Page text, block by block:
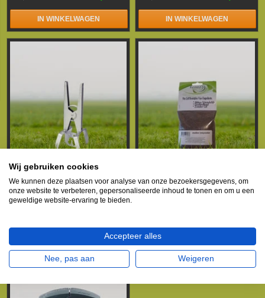
IN WINKELWAGEN IN WINKELWAGEN
€14,95
€16,95
IN WINKELWAGEN
Mollen
IN WINKELWAGEN
Wij gebruiken cookies
We kunnen deze plaatsen voor analyse van onze bezoekersgegevens, om
onze website te verbeteren, gepersonaliseerde inhoud te tonen en om u een
geweldige website-ervaring te bieden.
Accepteer alles
Nee, pas aan Weigeren